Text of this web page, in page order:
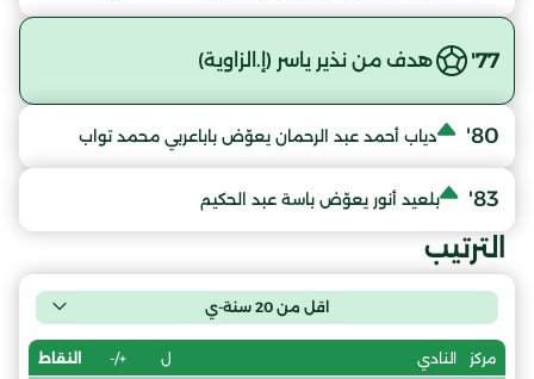
77' هدف من نذير ياسر (إ.الزاوية)
80' دياب أحمد عبد الرحمان يعوّض باباعربي محمد تواب
83' بلعيد أنور يعوّض باسة عبد الحكيم
الترتيب
اقل من 20 سنة-ي
مركز النادي ل +/- النقاط